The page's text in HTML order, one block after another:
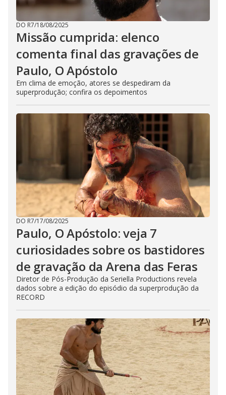
DO R7/18/08/2025
Missão cumprida: elenco
comenta final das gravações de
Paulo, O Apóstolo
Em clima de emoção, atores se despediram da
superprodução; confira os depoimentos
DO R7/17/08/2025
Paulo, O Apóstolo: veja 7
curiosidades sobre os bastidores
de gravação da Arena das Feras
Diretor de Pós-Produção da Seriella Productions revela
dados sobre a edição do episódio da superprodução da
RECORD